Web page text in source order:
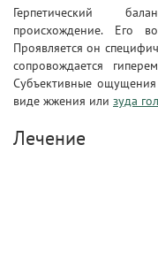
Герпетический
происхождение. Его
Проявляется он
сопровождается
Субъективные ощущения
виде жжения или зуда
Лечение